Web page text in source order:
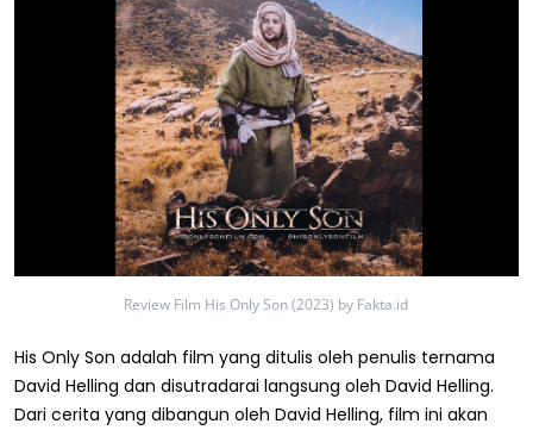
Review Film His Only Son (2023) by Fakta.id
His Only Son adalah film yang ditulis oleh penulis ternama
David Helling dan disutradarai langsung oleh David Helling.
Dari cerita yang dibangun oleh David Helling, film ini akan